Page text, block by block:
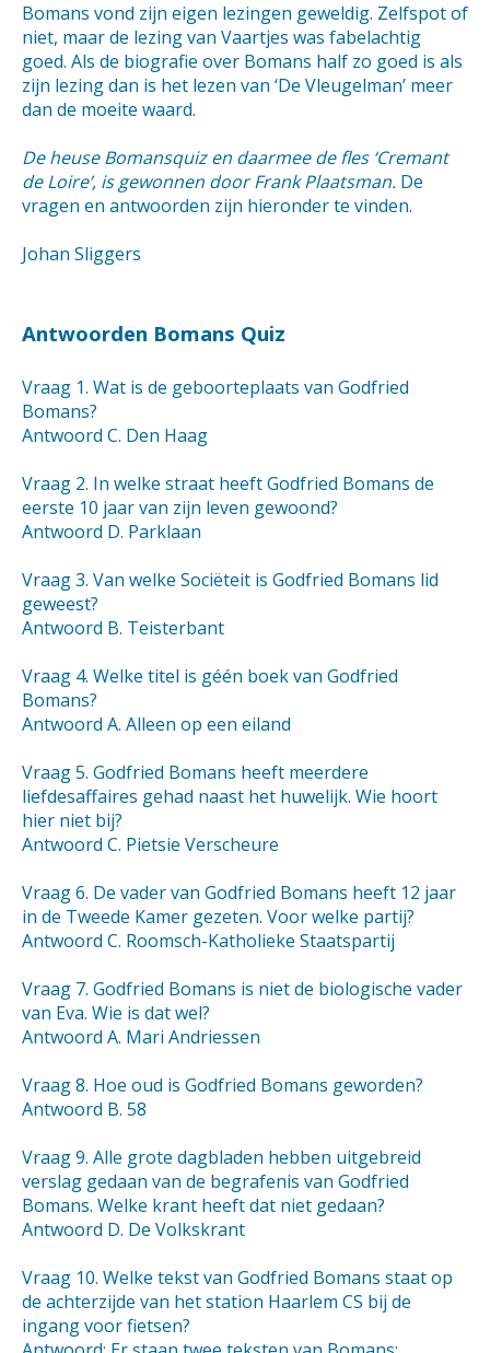
Bomans vond zijn eigen lezingen geweldig. Zelfspot of
niet, maar de lezing van Vaartjes was fabelachtig
goed. Als de biografie over Bomans half zo goed is als
zijn lezing dan is het lezen van ‘De Vleugelman’ meer
dan de moeite waard.
De heuse Bomansquiz en daarmee de fles ‘Cremant
de Loire’, is gewonnen door Frank Plaatsman. De
vragen en antwoorden zijn hieronder te vinden.
Johan Sliggers
Antwoorden Bomans Quiz
Vraag 1. Wat is de geboorteplaats van Godfried
Bomans?
Antwoord C. Den Haag
Vraag 2. In welke straat heeft Godfried Bomans de
eerste 10 jaar van zijn leven gewoond?
Antwoord D. Parklaan
Vraag 3. Van welke Sociëteit is Godfried Bomans lid
geweest?
Antwoord B. Teisterbant
Vraag 4. Welke titel is géén boek van Godfried
Bomans?
Antwoord A. Alleen op een eiland
Vraag 5. Godfried Bomans heeft meerdere
liefdesaffaires gehad naast het huwelijk. Wie hoort
hier niet bij?
Antwoord C. Pietsie Verscheure
Vraag 6. De vader van Godfried Bomans heeft 12 jaar
in de Tweede Kamer gezeten. Voor welke partij?
Antwoord C. Roomsch-Katholieke Staatspartij
Vraag 7. Godfried Bomans is niet de biologische vader
van Eva. Wie is dat wel?
Antwoord A. Mari Andriessen
Vraag 8. Hoe oud is Godfried Bomans geworden?
Antwoord B. 58
Vraag 9. Alle grote dagbladen hebben uitgebreid
verslag gedaan van de begrafenis van Godfried
Bomans. Welke krant heeft dat niet gedaan?
Antwoord D. De Volkskrant
Vraag 10. Welke tekst van Godfried Bomans staat op
de achterzijde van het station Haarlem CS bij de
ingang voor fietsen?